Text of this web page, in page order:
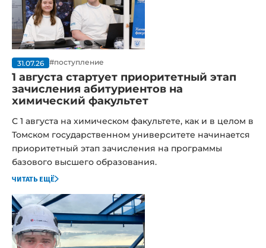
31.07.26 #поступление
1 августа стартует приоритетный этап
зачисления абитуриентов на
химический факультет
С 1 августа на химическом факультете, как и в целом в
Томском государственном университете начинается
приоритетный этап зачисления на программы
базового высшего образования.
читать ещё